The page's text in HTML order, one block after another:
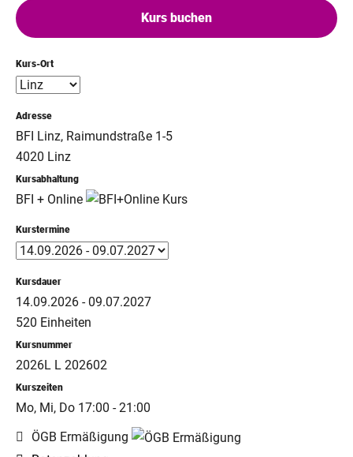
Kurs-Ort
Adresse
BFI Linz, Raimundstraße 1-5
4020 Linz
Kursabhaltung
BFI + Online
Kurstermine
Kursdauer
14.09.2026 - 09.07.2027
520 Einheiten
Kursnummer
2026L L 202602
Kurszeiten
Mo, Mi, Do 17:00 - 21:00
Kurs buchen
ÖGB Ermäßigung